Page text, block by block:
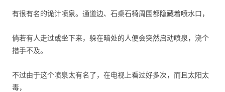
有很有名的诡计喷泉。通道边、石桌石椅周围都隐藏着喷水口，
倘若有人走过或坐下来，躲在暗处的人便会突然启动喷泉，浇个
措手不及。
不过由于这个喷泉太有名了，在电视上看过好多次，而且太阳太
毒，